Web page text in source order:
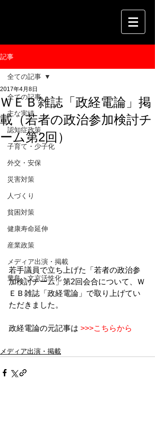
記事
全ての記事
主な実績
認知症政策
子育て・少子化
外交・安保
災害対策
人づくり
貧困対策
健康寿命延伸
産業政策
メディア出演・掲載
豊島・文京活性化
全ての記事
ＷＥＢ雑誌「政経電論」掲
載（若者の政治参加検討チ
ーム第2回）
2017年4月8日
若手議員で立ち上げた「若者の政治参
加検討チーム」第2回会合について、Ｗ
ＥＢ雑誌「政経電論」で取り上げてい
ただきました。
政経電論の元記事は >>>こちらから
メディア出演・掲載